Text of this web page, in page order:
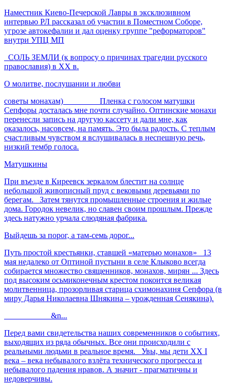
Наместник Киево-Печерской Лавры в эксклюзивном
интервью РЛ рассказал об участии в Поместном Соборе,
угрозе автокефалии и дал оценку группе "реформаторов"
внутри УПЦ МП
СОЛЬ ЗЕМЛИ (к вопросу о причинах трагедии русского
православия) в XX в.
О молитве, послушании и любви
советы монахам) Пленка с голосом матушки
Сепфоры досталась мне почти случайно. Оптинские монахи
перенесли запись на другую кассету и дали мне, как
оказалось, насовсем, на память. Это была радость. С теплым
счастливым чувством я вслушивалась в неспешную речь,
низкий тембр голоса.
Матушкины
При въезде в Киреевск зеркалом блестит на солнце
небольшой живописный пруд с вековыми деревьями по
берегам. Затем тянутся промышленные строения и жилые
дома. Городок невелик, но славен своим прошлым. Прежде
здесь натужно урчала слюдяная фабрика.
Выйдешь за порог, а там-семь дорог...
Путь простой крестьянки, ставшей «матерью монахов» 13
мая недалеко от Оптиной пустыни в селе Клыково всегда
собирается множество священников, монахов, мирян ... Здесь
под высоким осьмиконечным крестом покоится великая
молитвенница, прозорливая старица схимонахиня Сепфора (в
миру Дарья Николаевна Шнякина – урожденная Сенякина).
&n...
Перед вами свидетельства наших современников о событиях,
выходящих из ряда обычных. Все они происходили с
реальными людьми в реальное время. Увы, мы дети ХХ I
века – века небывалого взлёта технического прогресса и
небывалого падения нравов. А значит - прагматичны и
недоверчивы.